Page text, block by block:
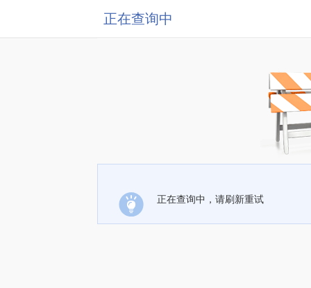
正在查询中
正在查询中，请刷新重试